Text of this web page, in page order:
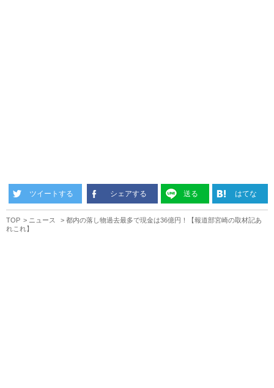
ツイートする シェアする 送る はてな
TOP ニュース
都内の落し物過去最多で現金は36億円！【報道部宮崎の取材記あ
れこれ】